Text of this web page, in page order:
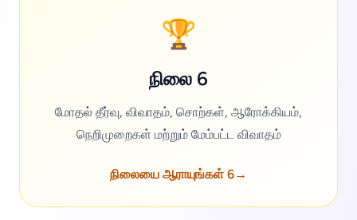
🏆
நிலை 6
மோதல் தீர்வு, விவாதம், சொற்கள், ஆரோக்கியம்,
நெறிமுறைகள் மற்றும் மேம்பட்ட விவாதம்
நிலையை ஆராயுங்கள் 6→